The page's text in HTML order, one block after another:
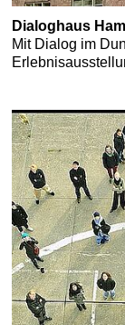
Dialoghaus
Mit Dialog im